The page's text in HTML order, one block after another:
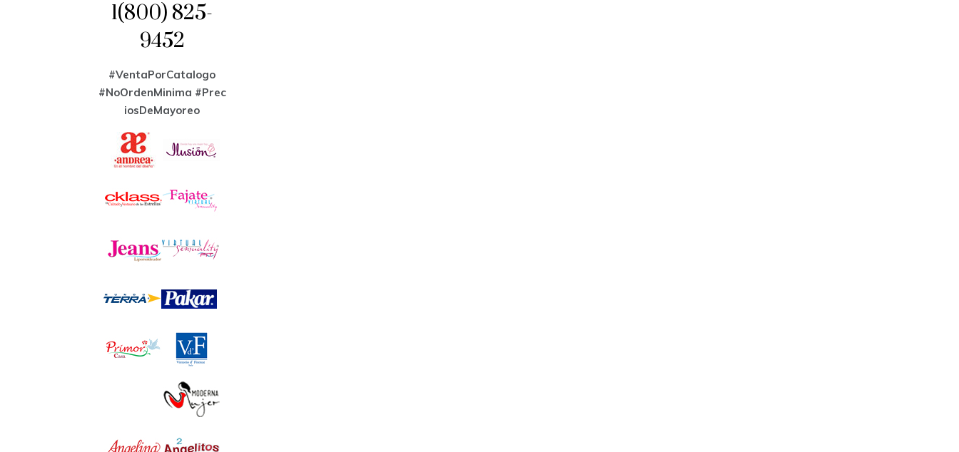
1(800) 825-
9452
#VentaPorCatalogo
#NoOrdenMinima #Prec
iosDeMayoreo